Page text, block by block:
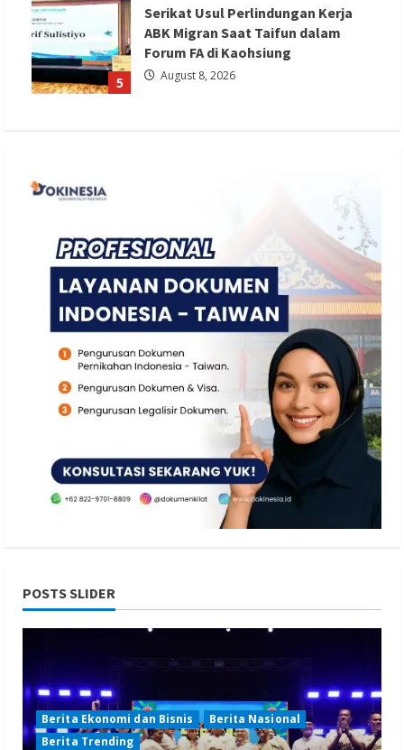
5
Serikat Usul Perlindungan Kerja
ABK Migran Saat Taifun dalam
Forum FA di Kaohsiung
August 8, 2026
POSTS SLIDER
Berita Ekonomi dan Bisnis
Berita Nasional
Berita Trending